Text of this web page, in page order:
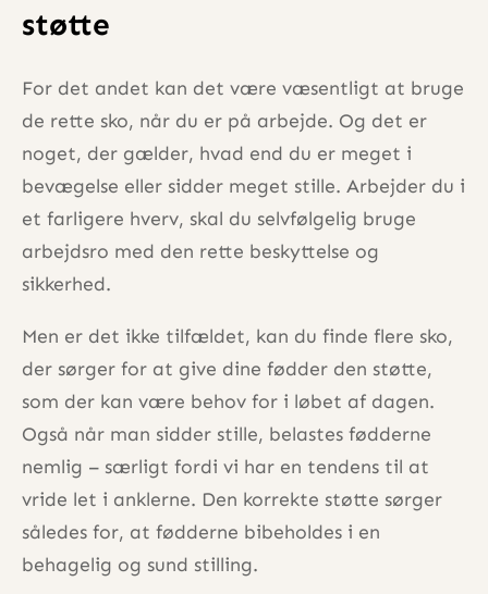
støtte
For det andet kan det være væsentligt at bruge
de rette sko, når du er på arbejde. Og det er
noget, der gælder, hvad end du er meget i
bevægelse eller sidder meget stille. Arbejder du i
et farligere hverv, skal du selvfølgelig bruge
arbejdsro med den rette beskyttelse og
sikkerhed.
Men er det ikke tilfældet, kan du finde flere sko,
der sørger for at give dine fødder den støtte,
som der kan være behov for i løbet af dagen.
Også når man sidder stille, belastes fødderne
nemlig – særligt fordi vi har en tendens til at
vride let i anklerne. Den korrekte støtte sørger
således for, at fødderne bibeholdes i en
behagelig og sund stilling.